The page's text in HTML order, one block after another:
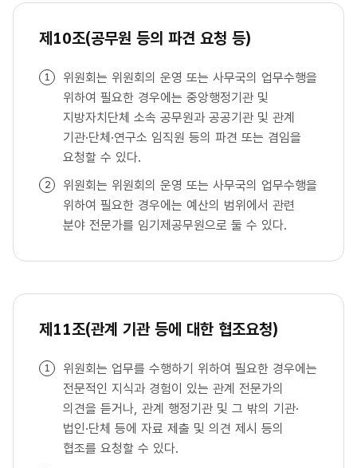
제10조(공무원 등의 파견 요청 등)
위원회는 위원회의 운영 또는 사무국의 업무수행을
위하여 필요한 경우에는 중앙행정기관 및
지방자치단체 소속 공무원과 공공기관 및 관계
기관·단체·연구소 임직원 등의 파견 또는 겸임을
요청할 수 있다.
위원회는 위원회의 운영 또는 사무국의 업무수행을
위하여 필요한 경우에는 예산의 범위에서 관련
분야 전문가를 임기제공무원으로 둘 수 있다.
제11조(관계 기관 등에 대한 협조요청)
위원회는 업무를 수행하기 위하여 필요한 경우에는
전문적인 지식과 경험이 있는 관계 전문가의
의견을 듣거나, 관계 행정기관 및 그 밖의 기관·
법인·단체 등에 자료 제출 및 의견 제시 등의
협조를 요청할 수 있다.